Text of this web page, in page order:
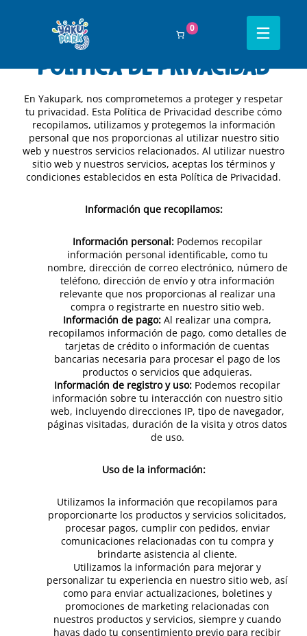
0
POLÍTICA DE PRIVACIDAD
En Yakupark, nos comprometemos a proteger y respetar
tu privacidad. Esta Política de Privacidad describe cómo
recopilamos, utilizamos y protegemos la información
personal que nos proporcionas al utilizar nuestro sitio
web y nuestros servicios relacionados. Al utilizar nuestro
sitio web y nuestros servicios, aceptas los términos y
condiciones establecidos en esta Política de Privacidad.
Información que recopilamos:
Información personal: Podemos recopilar
información personal identificable, como tu
nombre, dirección de correo electrónico, número de
teléfono, dirección de envío y otra información
relevante que nos proporcionas al realizar una
compra o registrarte en nuestro sitio web.
Información de pago: Al realizar una compra,
recopilamos información de pago, como detalles de
tarjetas de crédito o información de cuentas
bancarias necesaria para procesar el pago de los
productos o servicios que adquieras.
Información de registro y uso: Podemos recopilar
información sobre tu interacción con nuestro sitio
web, incluyendo direcciones IP, tipo de navegador,
páginas visitadas, duración de la visita y otros datos
de uso.
Uso de la información:
Utilizamos la información que recopilamos para
proporcionarte los productos y servicios solicitados,
procesar pagos, cumplir con pedidos, enviar
comunicaciones relacionadas con tu compra y
brindarte asistencia al cliente.
Utilizamos la información para mejorar y
personalizar tu experiencia en nuestro sitio web, así
como para enviar actualizaciones, boletines y
promociones de marketing relacionadas con
nuestros productos y servicios, siempre y cuando
hayas dado tu consentimiento previo para recibir